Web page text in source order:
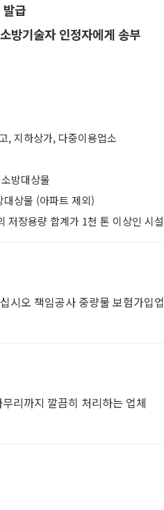
급
소방기술자 인정자에게 송부
,지하상가, 다중이용업소
방대상물
대상물 (아파트 제외)
저장용량 합계가 1천 톤 이상인 시설
시오 책임공사 중량물 보험가입업
리까지 깔끔히 처리하는 업체